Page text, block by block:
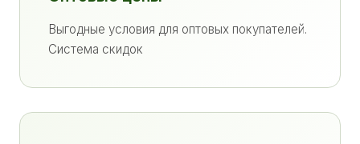
Выгодные условия для оптовых покупателей.
Система скидок